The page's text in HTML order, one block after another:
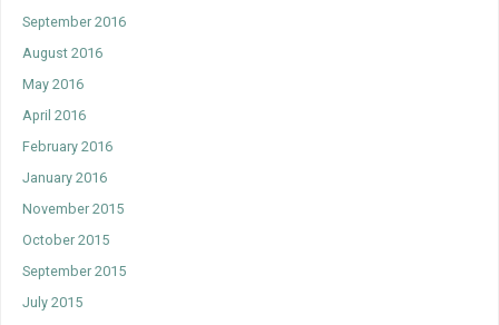
September 2016
August 2016
May 2016
April 2016
February 2016
January 2016
November 2015
October 2015
September 2015
July 2015